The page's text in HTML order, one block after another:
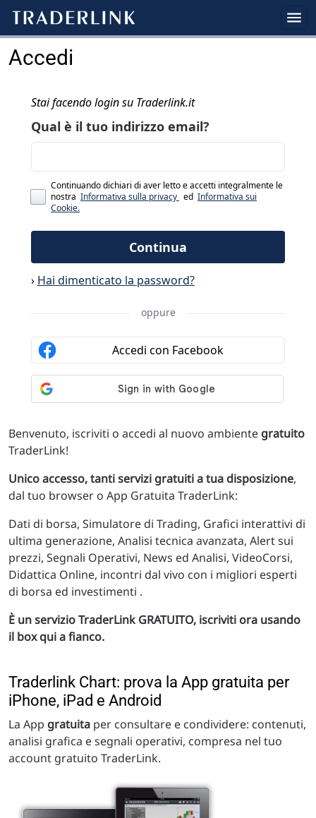
Accedi
Benvenuto, iscriviti o accedi al nuovo ambiente gratuito
TraderLink!
Unico accesso, tanti servizi gratuiti a tua disposizione,
dal tuo browser o App Gratuita TraderLink:
Dati di borsa, Simulatore di Trading, Grafici interattivi di
ultima generazione, Analisi tecnica avanzata, Alert sui
prezzi, Segnali Operativi, News ed Analisi, VideoCorsi,
Didattica Online, incontri dal vivo con i migliori esperti
di borsa ed investimenti .
È un servizio TraderLink GRATUITO, iscriviti ora usando
il box qui a fianco.
Traderlink Chart: prova la App gratuita per
iPhone, iPad e Android
La App gratuita per consultare e condividere: contenuti,
analisi grafica e segnali operativi, compresa nel tuo
account gratuito TraderLink.